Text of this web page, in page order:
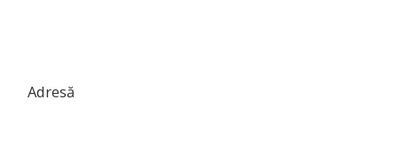
Adresă